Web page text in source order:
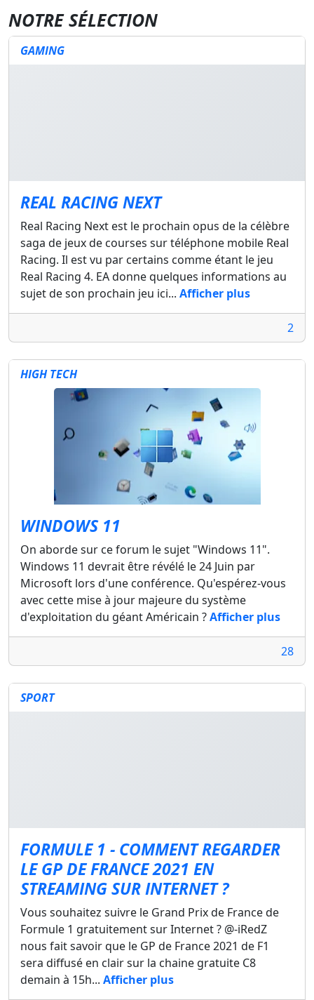
NOTRE SÉLECTION
GAMING
REAL RACING NEXT
Real Racing Next est le prochain opus de la célèbre
saga de jeux de courses sur téléphone mobile Real
Racing. Il est vu par certains comme étant le jeu
Real Racing 4. EA donne quelques informations au
sujet de son prochain jeu ici... Afficher plus
2
HIGH TECH
WINDOWS 11
On aborde sur ce forum le sujet "Windows 11".
Windows 11 devrait être révélé le 24 Juin par
Microsoft lors d'une conférence. Qu'espérez-vous
avec cette mise à jour majeure du système
d'exploitation du géant Américain ?Afficher plus
28
SPORT
FORMULE 1 - COMMENT REGARDER
LE GP DE FRANCE 2021 EN
STREAMING SUR INTERNET ?
Vous souhaitez suivre le Grand Prix de France de
Formule 1 gratuitement sur Internet ? @-iRedZ
nous fait savoir que le GP de France 2021 de F1
sera diffusé en clair sur la chaine gratuite C8
demain à 15h... Afficher plus